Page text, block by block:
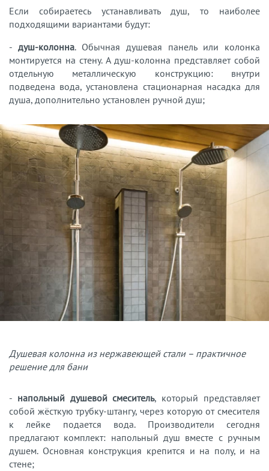
Если собираетесь устанавливать душ, то наиболее
подходящими вариантами будут:
- душ-колонна. Обычная душевая панель или колонка
монтируется на стену. А душ-колонна представляет собой
отдельную металлическую конструкцию: внутри
подведена вода, установлена стационарная насадка для
душа, дополнительно установлен ручной душ;
Душевая колонна из нержавеющей стали – практичное
решение для бани
- напольный душевой смеситель, который представляет
собой жёсткую трубку-штангу, через которую от смесителя
к лейке подается вода. Производители сегодня
предлагают комплект: напольный душ вместе с ручным
душем. Основная конструкция крепится и на полу, и на
стене;